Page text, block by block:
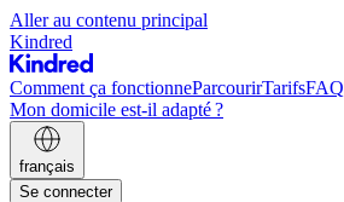
Aller au contenu principal
Kindred
Comment ça fonctionneParcourirTarifsFAQ
Mon domicile est-il adapté ?
français
Se connecter